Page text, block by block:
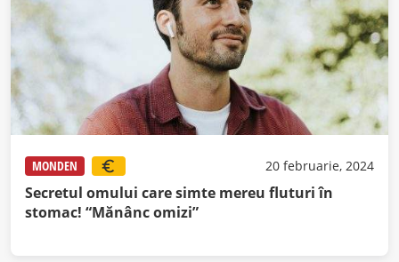
MONDEN 20 februarie, 2024
Secretul omului care simte mereu fluturi în
stomac! “Mănânc omizi”